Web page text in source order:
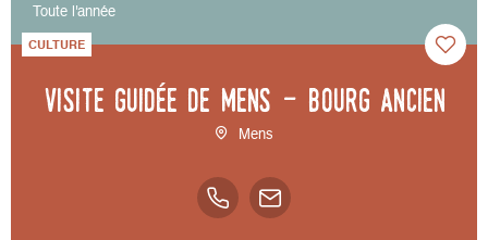
Toute l'année
CULTURE
Visite guidée de Mens - bourg ancien
Mens